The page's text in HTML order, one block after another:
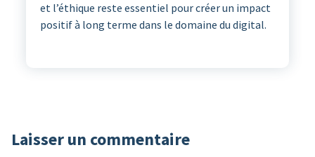
et l’éthique reste essentiel pour créer un impact
positif à long terme dans le domaine du digital.
Laisser un commentaire